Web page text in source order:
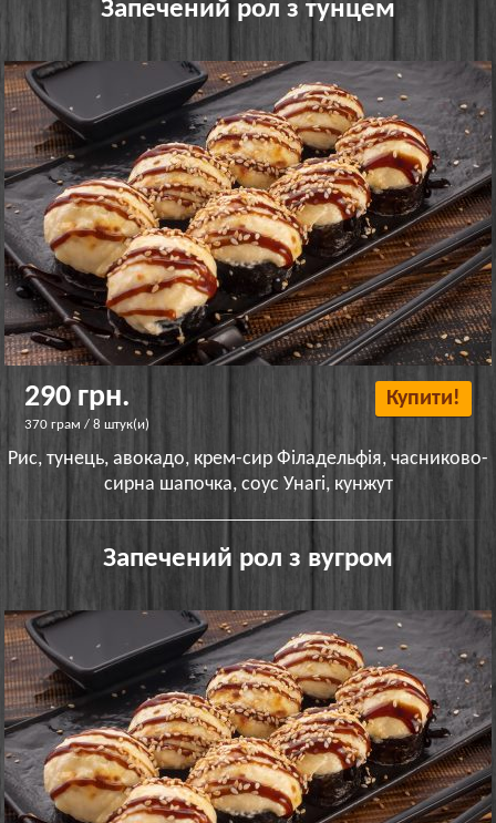
Запечений рол з тунцем
290 грн.
370 грам / 8 штук(и)
Купити!
Рис, тунець, авокадо, крем-сир Філадельфія, часниково-
сирна шапочка, соус Унагі, кунжут
Запечений рол з вугром